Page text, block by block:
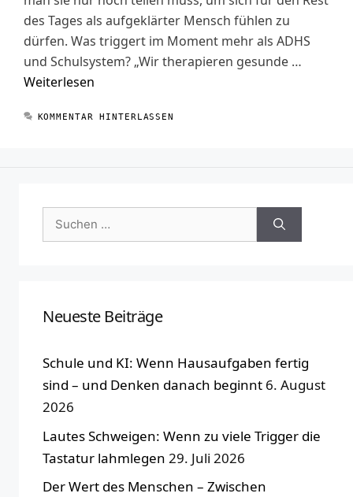
des Tages als aufgeklärter Mensch fühlen zu
dürfen. Was triggert im Moment mehr als ADHS
und Schulsystem? „Wir therapieren gesunde …
Weiterlesen
KOMMENTAR HINTERLASSEN
Suchen
nach:
Neueste Beiträge
Schule und KI: Wenn Hausaufgaben fertig
sind – und Denken danach beginnt 6. August
2026
Lautes Schweigen: Wenn zu viele Trigger die
Tastatur lahmlegen 29. Juli 2026
Der Wert des Menschen – Zwischen